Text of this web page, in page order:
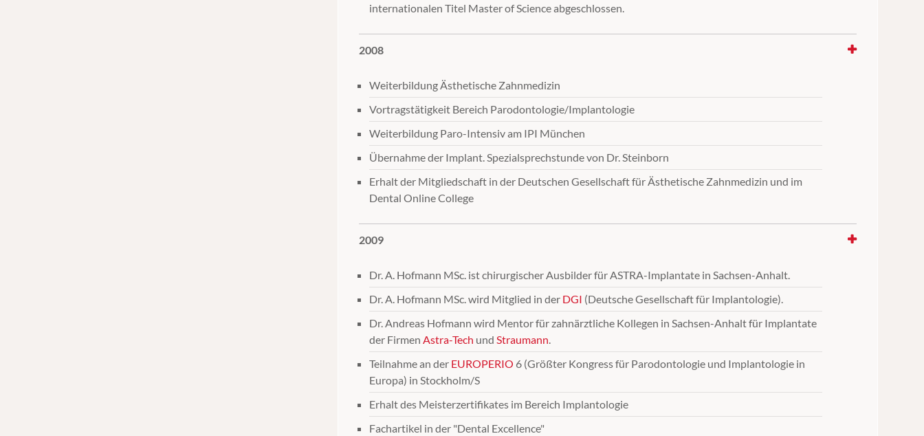
internationalen Titel Master of Science abgeschlossen.
2008
Weiterbildung Ästhetische Zahnmedizin
Vortragstätigkeit Bereich Parodontologie/Implantologie
Weiterbildung Paro-Intensiv am IPI München
Übernahme der Implant. Spezialsprechstunde von Dr. Steinborn
Erhalt der Mitgliedschaft in der Deutschen Gesellschaft für Ästhetische Zahnmedizin und im
Dental Online College
2009
Dr. A. Hofmann MSc. ist chirurgischer Ausbilder für ASTRA-Implantate in Sachsen-Anhalt.
Dr. A. Hofmann MSc. wird Mitglied in der DGI (Deutsche Gesellschaft für Implantologie).
Dr. Andreas Hofmann wird Mentor für zahnärztliche Kollegen in Sachsen-Anhalt für Implantate
der Firmen Astra-Tech und Straumann.
Teilnahme an der EUROPERIO 6 (Größter Kongress für Parodontologie und Implantologie in
Europa) in Stockholm/S
Erhalt des Meisterzertifikates im Bereich Implantologie
Fachartikel in der "Dental Excellence"